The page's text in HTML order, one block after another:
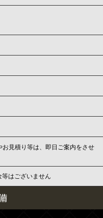
お見積り等は、即日ご案内をさせ
はございません